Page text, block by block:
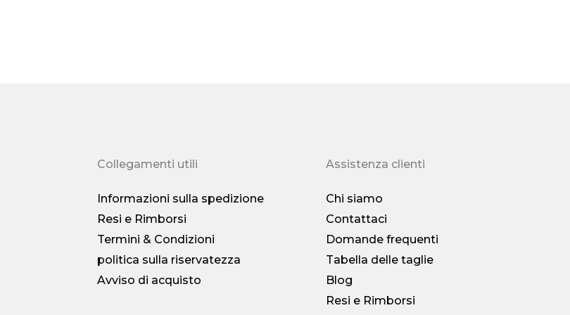
foto dell'articolo e invia le immagini al servizio clienti. Ci assumeremo la
responsabilità dell'articolo con problemi di qualità.
Ulteriori resi e rimborsi, si prega di controllare >>>Politica di ritorno
Collegamenti utili
Informazioni sulla spedizione
Resi e Rimborsi
Termini & Condizioni
politica sulla riservatezza
Avviso di acquisto
Assistenza clienti
Chi siamo
Contattaci
Domande frequenti
Tabella delle taglie
Blog
Resi e Rimborsi